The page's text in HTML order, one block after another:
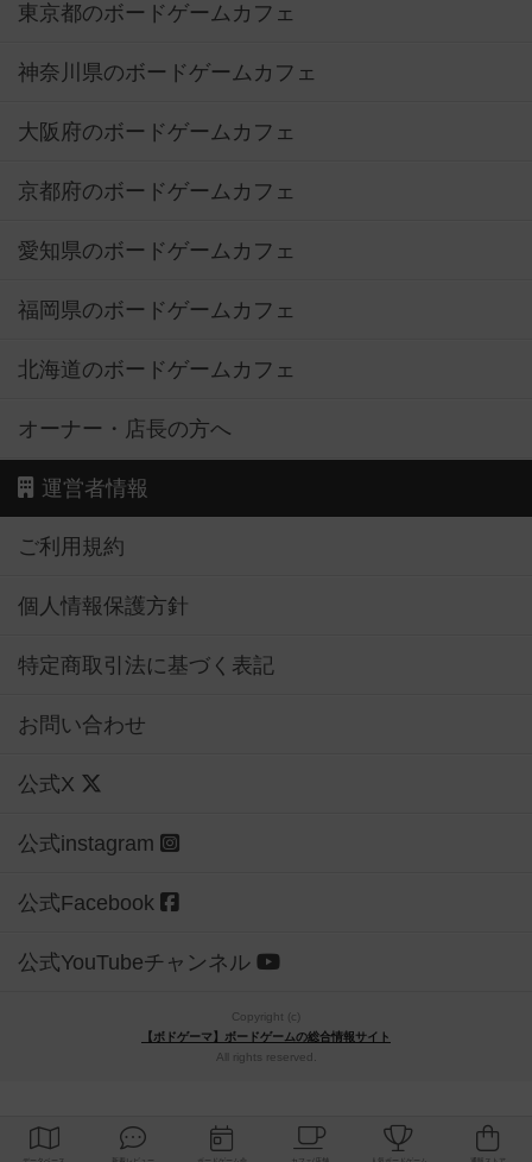
東京都のボードゲームカフェ
神奈川県のボードゲームカフェ
大阪府のボードゲームカフェ
京都府のボードゲームカフェ
愛知県のボードゲームカフェ
福岡県のボードゲームカフェ
北海道のボードゲームカフェ
オーナー・店長の方へ
運営者情報
ご利用規約
個人情報保護方針
特定商取引法に基づく表記
お問い合わせ
公式X
公式instagram
公式Facebook
公式YouTubeチャンネル
Copyright (c)
【ボドゲーマ】ボードゲームの総合情報サイト
All rights reserved.